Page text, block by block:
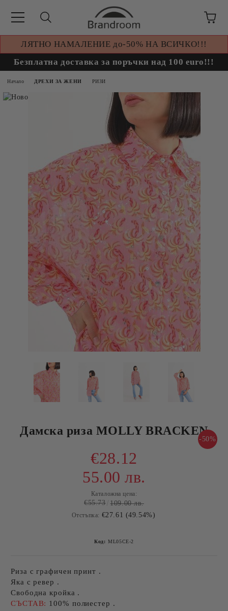
ЛЯТНО НАМАЛЕНИЕ до-50% НА ВСИЧКО!!!
Безплатна доставка за поръчки над 100 euro!!!
Начало ДРЕХИ ЗА ЖЕНИ РИЗИ
Дамска риза MOLLY BRACKEN
-50%
€28.12
55.00 лв.
Каталожна цена:
€55.73 109.00 лв.
Отстъпка: €27.61 (49.54%)
Код: ML05CE-2
Риза с графичен принт .
Яка с ревер .
Свободна кройка .
СЪСТАВ: 100% полиестер .